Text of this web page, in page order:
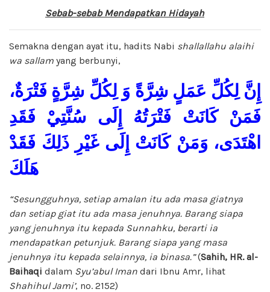
Sebab-sebab Mendapatkan Hidayah
Semakna dengan ayat itu, hadits Nabi shallallahu alaihi
wa sallam yang berbunyi,
إِنَّ لِكُلِّ عَمَلٍ شِرَّةً وَ لِكُلِّ شِرَّةٍ فَتْرَةٌ،
فَمَنْ كَانَتْ فَتْرَتُهُ إِلَى سُنَّتِيْ فَقَدِ
اهْتَدَى، وَمَنْ كَانَتْ إِلَى غَيْرِ ذَلِكَ فَقَدْ
هَلَكَ
“Sesungguhnya, setiap amalan itu ada masa giatnya
dan setiap giat itu ada masa jenuhnya. Barang siapa
yang jenuhnya itu kepada Sunnahku, berarti ia
mendapatkan petunjuk. Barangsiapa yang masa
jenuhnya itu kepada selainnya, ia binasa.”(Sahih, HR. al-
Baihaqi dalam Syu’abul Iman dari Ibnu Amr, lihat
Shahihul Jami’, no. 2152)